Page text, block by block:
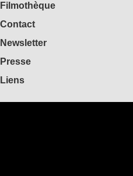
Filmothèque
Contact
Newsletter
Presse
Liens